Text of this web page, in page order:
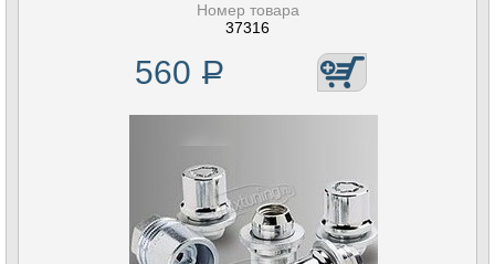
Номер товара
37316
560 Р